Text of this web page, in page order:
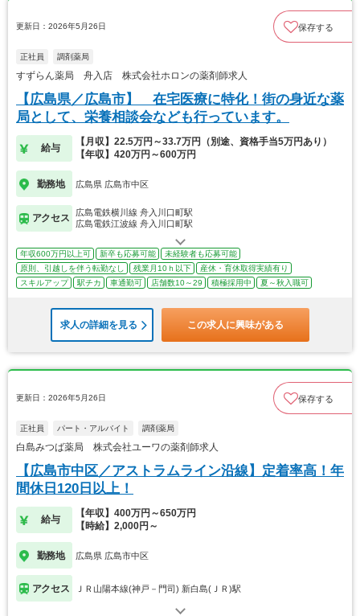
更新日：2026年5月26日 保存する
正社員 調剤薬局
すずらん薬局 舟入店 株式会社ホロンの薬剤師求人
【広島県／広島市】 在宅医療に特化！街の身近な薬
局として、栄養相談会なども行っています。
給与
【月収】22.5万円～33.7万円（別途、資格手当5万円あり）
【年収】420万円～600万円
勤務地 広島県 広島市中区
アクセス
広島電鉄横川線 舟入川口町駅
広島電鉄江波線 舟入川口町駅
年収600万円以上可 新卒も応募可能
未経験者も応募可能
原則、引越しを伴う転勤なし
残業月10ｈ以下
産休・育休取得実績有り
スキルアップ
駅チカ 車通勤可 店舗数10～29 積極採用中 夏～秋入職可
求人の詳細を見る この求人に興味がある
更新日：2026年5月26日 保存する
正社員 パート・アルバイト 調剤薬局
白島みつば薬局 株式会社ユーワの薬剤師求人
【広島市中区／アストラムライン沿線】定着率高！年
間休日120日以上！
給与
【年収】400万円～650万円
【時給】2,000円～
勤務地 広島県 広島市中区
アクセス ＪＲ山陽本線(神戸－門司) 新白島(ＪＲ)駅